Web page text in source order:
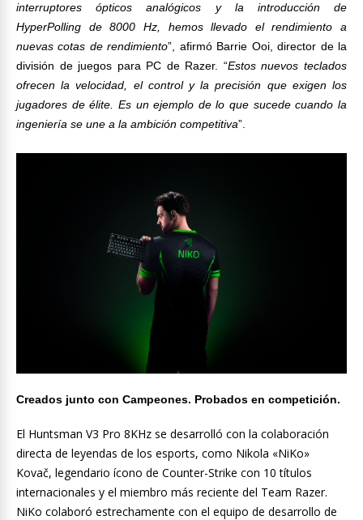
interruptores ópticos analógicos y la introducción de
HyperPolling de 8000 Hz, hemos llevado el rendimiento a
nuevas cotas de rendimiento”, afirmó Barrie Ooi, director de la
división de juegos para PC de Razer. “Estos nuevos teclados
ofrecen la velocidad, el control y la precisión que exigen los
jugadores de élite. Es un ejemplo de lo que sucede cuando la
ingeniería se une a la ambición competitiva”.
Creados junto con Campeones. Probados en competición.
El Huntsman V3 Pro 8KHz se desarrolló con la colaboración
directa de leyendas de los esports, como Nikola «NiKo»
Kovač, legendario ícono de Counter-Strike con 10 títulos
internacionales y el miembro más reciente del Team Razer.
NiKo colaboró estrechamente con el equipo de desarrollo de